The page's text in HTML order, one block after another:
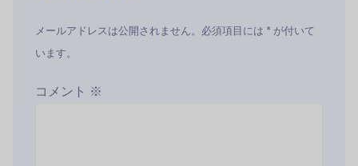
メールアドレスは公開されません。必須項目には * が付いて
います。
コメント ※